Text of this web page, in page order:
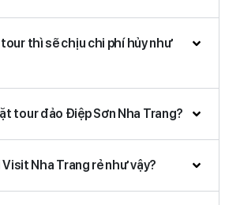
thì sẽ chịu chi phí hủy như
tour đảo Điệp Sơn Nha Trang?
Nha Trang rẻ như vậy?